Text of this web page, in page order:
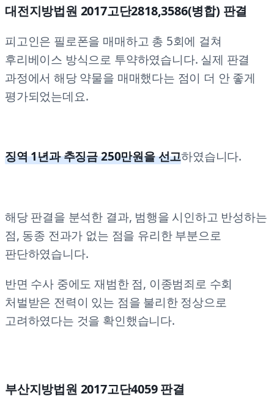
대전지방법원 2017고단2818,3586(병합) 판결
피고인은 필로폰을 매매하고 총 5회에 걸쳐
후리베이스 방식으로 투약하였습니다. 실제 판결
과정에서 해당 약물을 매매했다는 점이 더 안 좋게
평가되었는데요.
징역 1년과 추징금 250만원을 선고하였습니다.
해당 판결을 분석한 결과, 범행을 시인하고 반성하는
점, 동종 전과가 없는 점을 유리한 부분으로
판단하였습니다.
반면 수사 중에도 재범한 점, 이종범죄로 수회
처벌받은 전력이 있는 점을 불리한 정상으로
고려하였다는 것을 확인했습니다.
부산지방법원 2017고단4059 판결